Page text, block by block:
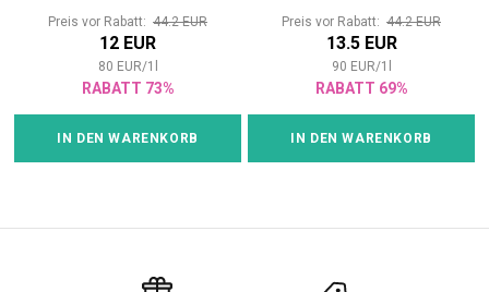
Preis vor Rabatt: 44.2 EUR
12 EUR
80 EUR/1
RABATT 73%
IN DEN WARENKORB
Preis vor Rabatt: 44.2 EUR
13.5 EUR
90 EUR/1
RABATT 69%
IN DEN WARENKORB